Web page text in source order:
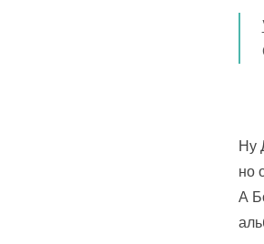
Ну
но
А